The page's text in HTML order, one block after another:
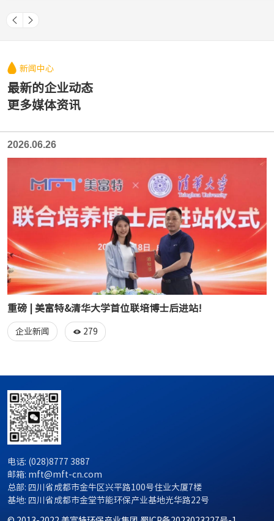
新闻中心
最新的企业动态
更多媒体资讯
2026.06.26
重磅 | 美富特&清华大学首位联培博士后进站!
企业新闻 279
电话: (028)8777 3887
邮箱: mft@mft-cn.com
总部: 四川省成都市金牛区兴平路100号住业大厦7楼
基地: 四川省成都市金堂节能环保产业基地光华路22号